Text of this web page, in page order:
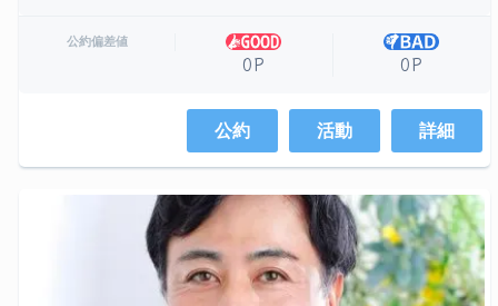
公約偏差値
0P 0P
公約 活動 詳細